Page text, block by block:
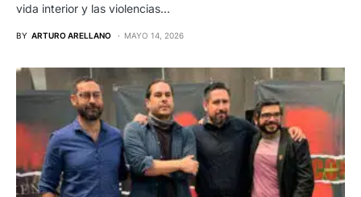
vida interior y las violencias…
BY ARTURO ARELLANO MAYO 14, 2026